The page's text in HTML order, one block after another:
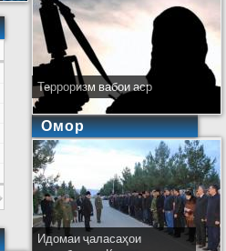
Терроризм вабои аср
Омор
Идомаи ҷаласаҳои